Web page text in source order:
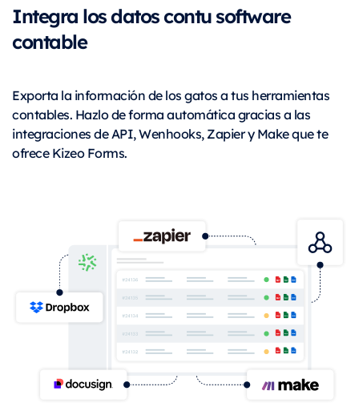
Integra los datos contu software
contable
Exporta la información de los gatos a tus herramientas
contables. Hazlo de forma automática gracias a las
integraciones de API, Wenhooks, Zapier y Make que te
ofrece Kizeo Forms.